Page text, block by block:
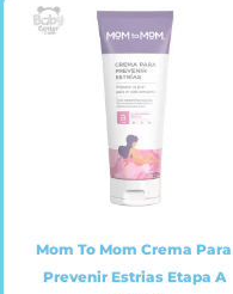
Mom To Mom Crema Para
Prevenir Estrias Etapa A